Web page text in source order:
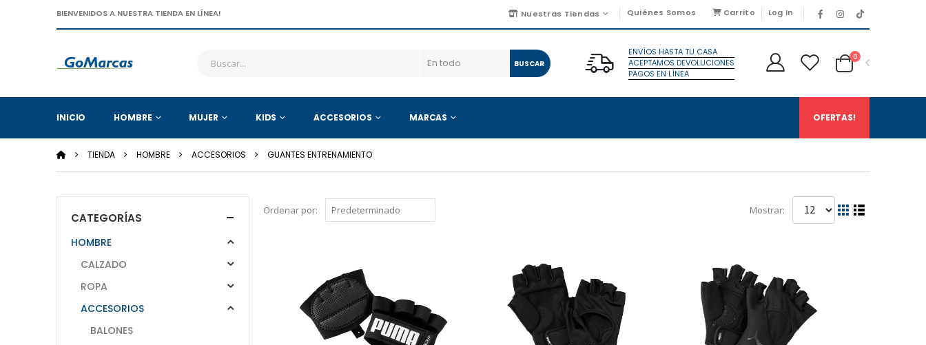
BIENVENIDOS A NUESTRA TIENDA EN LÍNEA! Nuestras Tiendas Quiénes Somos Carrito Log In
BUSCAR
ENVÍOS HASTA TU CASA
ACEPTAMOS DEVOLUCIONES
PAGOS EN LÍNEA
0
INICIO HOMBRE MUJER KIDS ACCESORIOS MARCAS OFERTAS!
TIENDA HOMBRE ACCESORIOS GUANTES ENTRENAMIENTO
Ordenar por: Mostrar:
CATEGORÍAS
HOMBRE
CALZADO
ROPA
ACCESORIOS
BALONES